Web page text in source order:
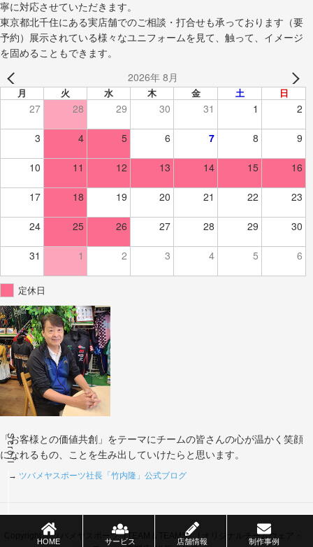
Scroll
HOME サービス 店舗情報 制作事例
寧に対応させていただきます。
東京都北千住にある実店舗でのご相談・打合せも承っております（要
予約）展示されている様々なユニフォームを見て、触って、イメージ
を固めることもできます。
2026年 8月
月 火 水 木 金 土 日
27 28 29 30 31 1 2
3 4 5 6 7 8 9
10 11 12 13 14 15 16
17 18 19 20 21 22 23
24 25 26 27 28 29 30
31 1 2 3 4 5 6
定休日
「お客様との価値共創」をテーマにチームの皆さんの心が温かく笑顔
になれるもの、ことを生み出していけたらと思います。
→ ツバメヤスポーツ社長「竹内隆」公式ブログ
Copyright © ツバメヤスポーツ（TEAM＆TEAMS） | オリジナルチームウェア・